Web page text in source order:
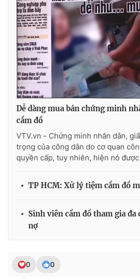
Tư vấn
Chuyên mục khác
Emagazine
Photo
Video Shorts
VTV Money VTV
VTV Sức khoẻ Bất
Thị trường 24h Tấm
VTV4 Vươn
Liên hệ tòa soạn
Dễ dàng mua bán chứng minh
cầm đồ
VTV.vn - Chứng minh nhân dân,
trọng của công dân do cơ quan
quyền cấp, tuy nhiên, hiện nó được
TP HCM: Xử lý tiệm cầm đồ
Sinh viên cầm đồ tham gia đa
nợ
0 0